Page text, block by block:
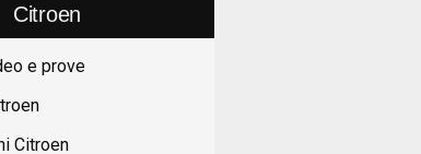
Citroen
e prove
Citroen